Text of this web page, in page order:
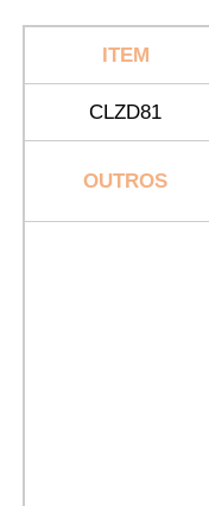
Produtos
Quem Somos
ITEM
CLZD81
OUTROS